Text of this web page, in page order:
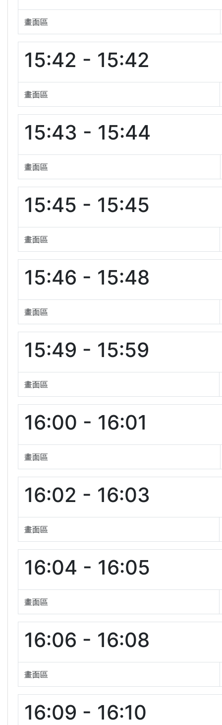
畫面區
15:42 - 15:42
畫面區
15:43 - 15:44
畫面區
15:45 - 15:45
畫面區
15:46 - 15:48
畫面區
15:49 - 15:59
畫面區
16:00 - 16:01
畫面區
16:02 - 16:03
畫面區
16:04 - 16:05
畫面區
16:06 - 16:08
畫面區
16:09 - 16:10